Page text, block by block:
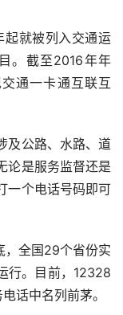
起就被列入交通运
。截至2016年年
通一卡通互联互
及公路、水路、道
论是服务监督还是
一个电话号码即可
，全国29个省份实
。目前， 12328
话中名列前茅。